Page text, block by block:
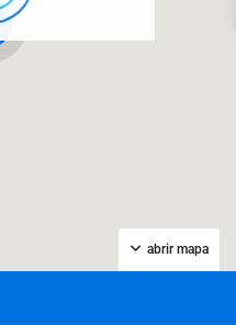
abrir mapa